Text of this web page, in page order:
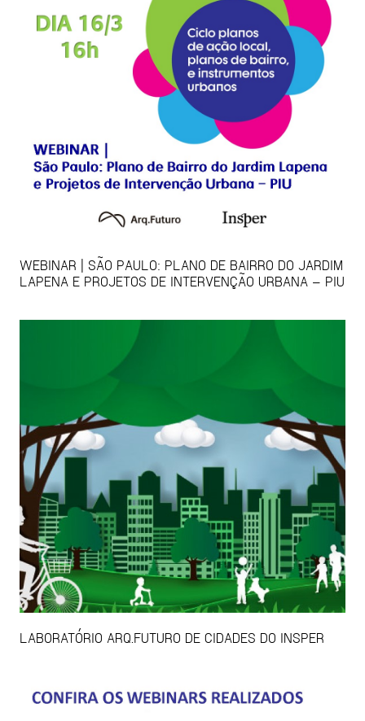
WEBINAR | SÃO PAULO: PLANO DE BAIRRO DO JARDIM
LAPENA E PROJETOS DE INTERVENÇÃO URBANA – PIU
LABORATÓRIO ARQ.FUTURO DE CIDADES DO INSPER